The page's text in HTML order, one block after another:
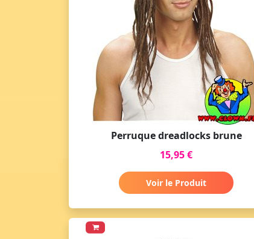
Perruque dreadlocks brune
15,95 €
Voir le Produit